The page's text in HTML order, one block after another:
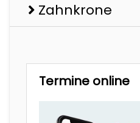
Zahnkrone
Termine online